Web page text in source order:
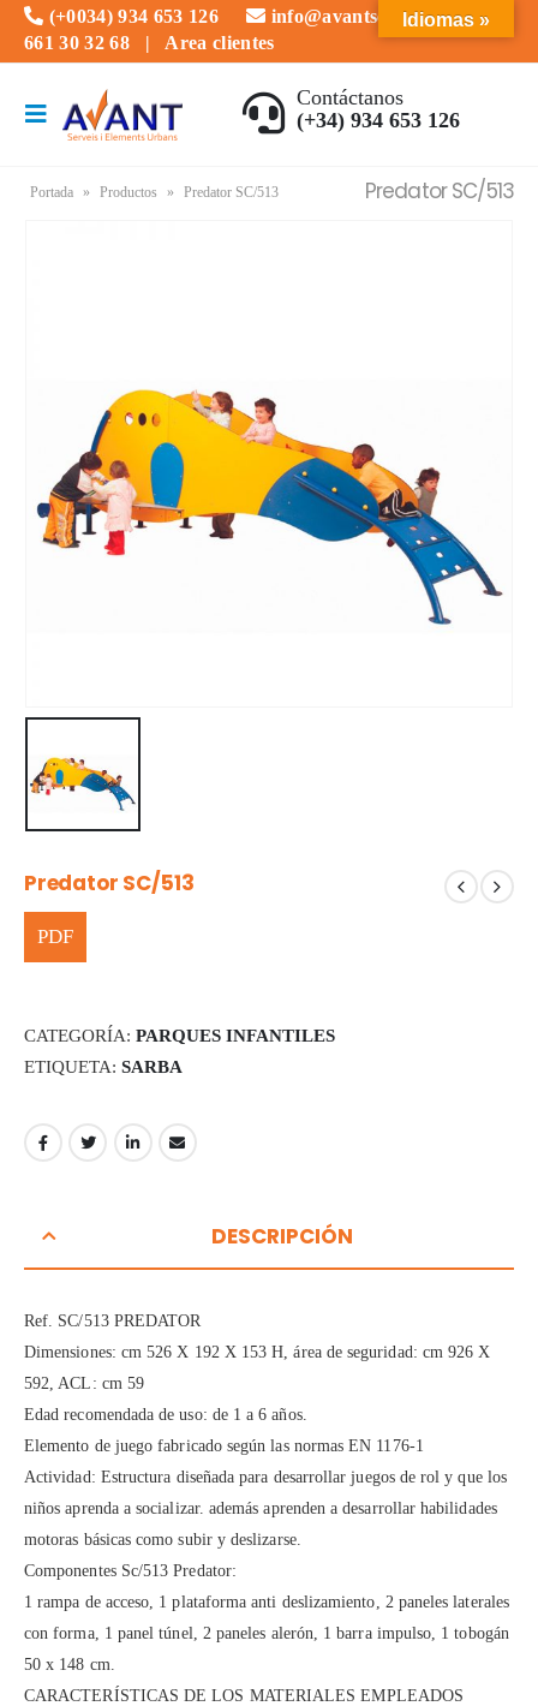
(+0034) 934 653 126
info@avantserveis.com
661 30 32 68 | Area clientes
Contáctanos
(+34) 934 653 126
Predator SC/513
Portada » Productos » Predator SC/513
Predator SC/513
CATEGORÍA: PARQUES INFANTILES
ETIQUETA: SARBA
DESCRIPCIÓN
Ref. SC/513 PREDATOR
Dimensiones: cm 526 X 192 X 153 H, área de seguridad: cm 926 X
592, ACL: cm 59
Edad recomendada de uso: de 1 a 6 años.
Elemento de juego fabricado según las normas EN 1176-1
Actividad: Estructura diseñada para desarrollar juegos de rol y que los
niños aprenda a socializar. además aprenden a desarrollar habilidades
motoras básicas como subir y deslizarse.
Componentes Sc/513 Predator:
1 rampa de acceso, 1 plataforma anti deslizamiento, 2 paneles laterales
con forma, 1 panel túnel, 2 paneles alerón, 1 barra impulso, 1 tobogán
50 x 148 cm.
CARACTERÍSTICAS DE LOS MATERIALES EMPLEADOS
Idiomas »